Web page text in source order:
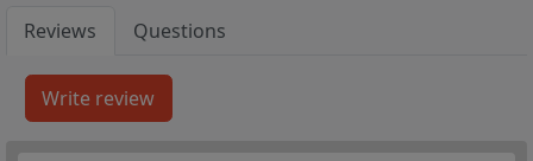
Reviews Questions